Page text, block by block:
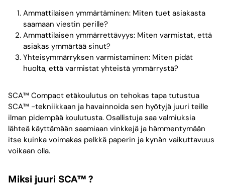
Ammattilaisen ymmärtäminen: Miten tuet asiakasta
saamaan viestin perille?
Ammattilaisen ymmärrettävyys: Miten varmistat, että
asiakas ymmärtää sinut?
Yhteisymmärryksen varmistaminen: Miten pidät
huolta, että varmistat yhteistä ymmärrystä?
SCA™ Compact etäkoulutus on tehokas tapa tutustua
SCA™ -tekniikkaan ja havainnoida sen hyötyjä juuri teille
ilman pidempää koulutusta. Osallistuja saa valmiuksia
lähteä käyttämään saamiaan vinkkejä ja hämmentymään
itse kuinka voimakas pelkkä paperin ja kynän vaikuttavuus
voikaan olla.
Miksi juuri SCA™ ?